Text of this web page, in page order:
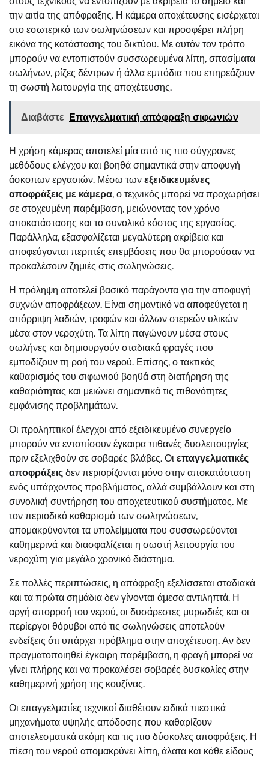
την αιτία της απόφραξης. Η κάμερα αποχέτευσης εισέρχεται
στο εσωτερικό των σωληνώσεων και προσφέρει πλήρη
εικόνα της κατάστασης του δικτύου. Με αυτόν τον τρόπο
μπορούν να εντοπιστούν συσσωρευμένα λίπη, σπασίματα
σωλήνων, ρίζες δέντρων ή άλλα εμπόδια που επηρεάζουν
τη σωστή λειτουργία της αποχέτευσης.
Διαβάστε Επαγγελματική απόφραξη σιφωνιών
Η χρήση κάμερας αποτελεί μία από τις πιο σύγχρονες
μεθόδους ελέγχου και βοηθά σημαντικά στην αποφυγή
άσκοπων εργασιών. Μέσω των εξειδικευμένες
αποφράξεις με κάμερα, ο τεχνικός μπορεί να προχωρήσει
σε στοχευμένη παρέμβαση, μειώνοντας τον χρόνο
αποκατάστασης και το συνολικό κόστος της εργασίας.
Παράλληλα, εξασφαλίζεται μεγαλύτερη ακρίβεια και
αποφεύγονται περιττές επεμβάσεις που θα μπορούσαν να
προκαλέσουν ζημιές στις σωληνώσεις.
Η πρόληψη αποτελεί βασικό παράγοντα για την αποφυγή
συχνών αποφράξεων. Είναι σημαντικό να αποφεύγεται η
απόρριψη λαδιών, τροφών και άλλων στερεών υλικών
μέσα στον νεροχύτη. Τα λίπη παγώνουν μέσα στους
σωλήνες και δημιουργούν σταδιακά φραγές που
εμποδίζουν τη ροή του νερού. Επίσης, ο τακτικός
καθαρισμός του σιφωνιού βοηθά στη διατήρηση της
καθαριότητας και μειώνει σημαντικά τις πιθανότητες
εμφάνισης προβλημάτων.
Οι προληπτικοί έλεγχοι από εξειδικευμένο συνεργείο
μπορούν να εντοπίσουν έγκαιρα πιθανές δυσλειτουργίες
πριν εξελιχθούν σε σοβαρές βλάβες. Οι επαγγελματικές
αποφράξεις δεν περιορίζονται μόνο στην αποκατάσταση
ενός υπάρχοντος προβλήματος, αλλά συμβάλλουν και στη
συνολική συντήρηση του αποχετευτικού συστήματος. Με
τον περιοδικό καθαρισμό των σωληνώσεων,
απομακρύνονται τα υπολείμματα που συσσωρεύονται
καθημερινά και διασφαλίζεται η σωστή λειτουργία του
νεροχύτη για μεγάλο χρονικό διάστημα.
Σε πολλές περιπτώσεις, η απόφραξη εξελίσσεται σταδιακά
και τα πρώτα σημάδια δεν γίνονται άμεσα αντιληπτά. Η
αργή απορροή του νερού, οι δυσάρεστες μυρωδιές και οι
περίεργοι θόρυβοι από τις σωληνώσεις αποτελούν
ενδείξεις ότι υπάρχει πρόβλημα στην αποχέτευση. Αν δεν
πραγματοποιηθεί έγκαιρη παρέμβαση, η φραγή μπορεί να
γίνει πλήρης και να προκαλέσει σοβαρές δυσκολίες στην
καθημερινή χρήση της κουζίνας.
Οι επαγγελματίες τεχνικοί διαθέτουν ειδικά πιεστικά
μηχανήματα υψηλής απόδοσης που καθαρίζουν
αποτελεσματικά ακόμη και τις πιο δύσκολες αποφράξεις. Η
πίεση του νερού απομακρύνει λίπη, άλατα και κάθε είδους